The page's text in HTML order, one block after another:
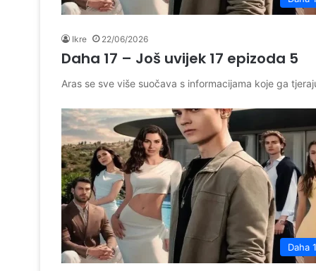
Ikre 22/06/2026
Daha 17 – Još uvijek 17 epizoda 5
Aras se sve više suočava s informacijama koje ga
Daha